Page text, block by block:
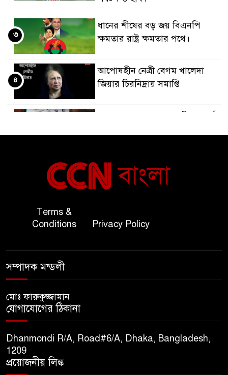
ধানের শীষের বড় জয় বিএনপি
ক্ষমতার রাষ্ট্র ক্ষমতার পথে।
৩
আপোষহীন নেত্রী বেগম খালেদা
জিয়ার চিরনিদ্রায় সমাপ্তি
৪
বাংলাদেশ ও কুয়েত: সেনাপ্রধান এবং
সহ-পররাষ্ট্রমন্ত্রীর সৌজন্য সাক্ষাৎ
অতিরিক্ত পুলিশ মহাপরিদর্শক
বিপিআই-এর জ্বালানি প্রশিক্ষণ
৯
সুমাইয়া হারুন: মিস মাল্টিন্যাশনাল
১০
Terms &
Conditions
Privacy Policy
সম্পাদক মন্ডলী
মোঃ ফারুকুজ্জামান
যোগাযোগের ঠিকানা
Dhanmondi R/A, Road#6/A, Dhaka, Bangladesh,
1209
প্রয়োজনীয় লিঙ্ক